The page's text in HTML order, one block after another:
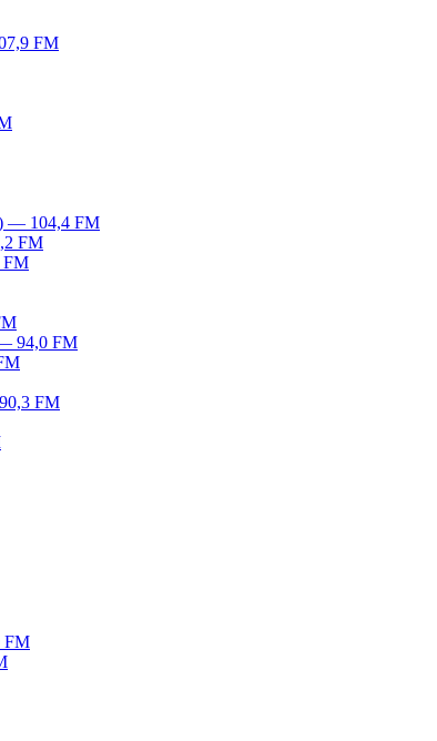
FM
— 104,4 FM
FM
FM
94,0 FM
FM
FM